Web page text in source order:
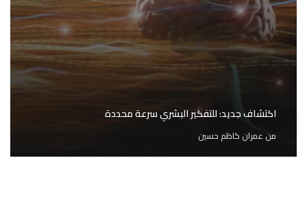
اكتشاف جديد: للتفكير البشري سرعة محددة
من عمران كاظم حسين